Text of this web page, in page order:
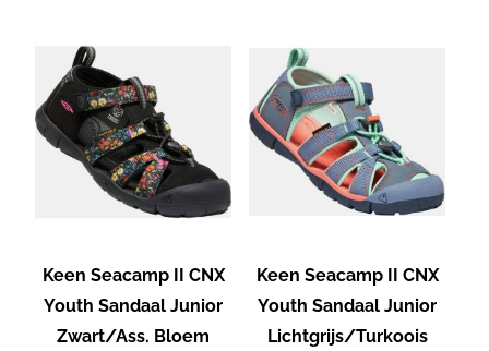
Keen Seacamp II CNX
Youth Sandaal Junior
Zwart/Ass. Bloem
Keen Seacamp II CNX
Youth Sandaal Junior
Lichtgrijs/Turkoois